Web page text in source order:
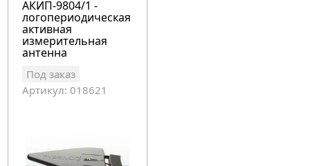
АКИП-9804/1 -
логопериодическая
активная
измерительная
антенна
Под заказ
Артикул: 018621